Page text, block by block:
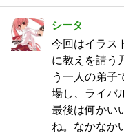
シータ
今回はイラス
に教えを請う
う一人の弟子
場し、ライバ
最後は何かい
ね。なかなか